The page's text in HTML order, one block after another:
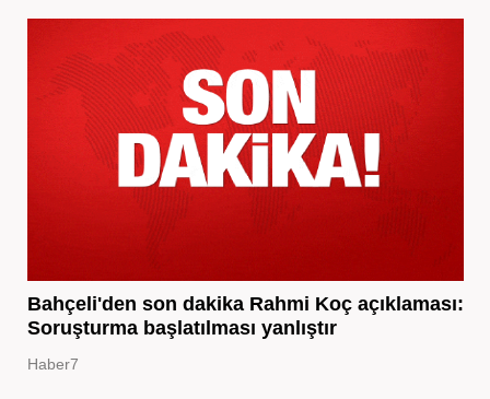
Bahçeli'den son dakika Rahmi Koç açıklaması:
Soruşturma başlatılması yanlıştır
Haber7